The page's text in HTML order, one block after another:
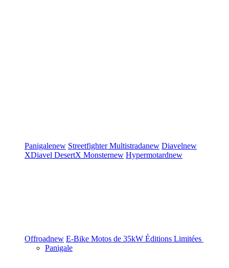
Panigalenew StreetfighterMultistradanew Diavelnew
XDiavel DesertX Monsternew Hypermotardnew
Offroadnew E-Bike Motos de 35kW Éditions Limitées
Panigale